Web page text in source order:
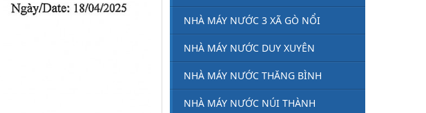
NHÀ MÁY NƯỚC 3 XÃ GÒ NỔI
NHÀ MÁY NƯỚC DUY XUYÊN
NHÀ MÁY NƯỚC THĂNG BÌNH
NHÀ MÁY NƯỚC NÚI THÀNH